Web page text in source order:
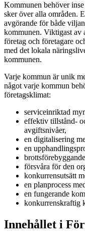
Kommunen behöver
sker över alla områden.
avgörande för både
kommunen. Viktigast av
företag och företagare
med det lokala
kommunen.
Varje kommun är unik
något varje kommun
företagsklimat:
serviceinriktad
effektiv tillstånd-
avgiftsnivåer,
en digitalisering
en
försvåra för den
konkurrensutsätt
en planprocess
en fungerande
konkurrenskraftig
Innehållet i